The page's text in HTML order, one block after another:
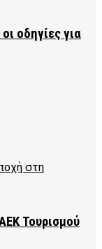
οδηγίες για
Τουρισμού